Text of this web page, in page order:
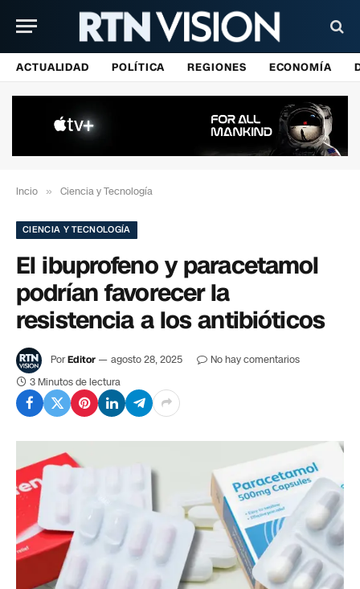
ACTUALIDAD POLÍTICA REGIONES ECONOMÍA
Incio » Ciencia y Tecnología
CIENCIA Y TECNOLOGÍA
El ibuprofeno y paracetamol
podrían favorecer la
resistencia a los antibióticos
PorEditor agosto 28, 2025
No hay comentarios
3 Minutos de lectura